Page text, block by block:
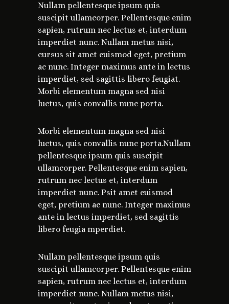
Nullam pellentesque ipsum quis
suscipit ullamcorper. Pellentesque enim
sapien, rutrum nec lectus et, interdum
imperdiet nunc. Nullam metus nisi,
cursus sit amet euismod eget, pretium
ac nunc. Integer maximus ante in lectus
imperdiet, sed sagittis libero feugiat.
Morbi elementum magna sed nisi
luctus, quis convallis nunc porta.
Morbi elementum magna sed nisi
luctus, quis convallis nunc porta.Nullam
pellentesque ipsum quis suscipit
ullamcorper. Pellentesque enim sapien,
rutrum nec lectus et, interdum
imperdiet nunc. Psit amet euismod
eget, pretium ac nunc. Integer maximus
ante in lectus imperdiet, sed sagittis
libero feugia mperdiet.
Nullam pellentesque ipsum quis
suscipit ullamcorper. Pellentesque enim
sapien, rutrum nec lectus et, interdum
imperdiet nunc. Nullam metus nisi,